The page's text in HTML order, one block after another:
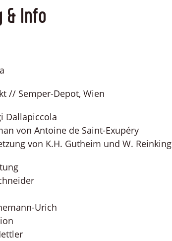
& Info
// Semper-Depot, Wien
Dallapiccola
von Antoine de Saint-Exupéry
von K.H. Gutheim und W. Reinking
Urich